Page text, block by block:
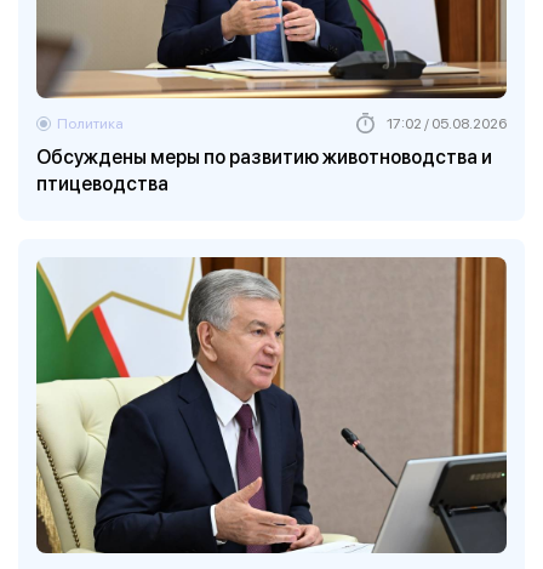
Обсуждены меры по развитию животноводства и
птицеводства
Политика 17:02 / 05.08.2026